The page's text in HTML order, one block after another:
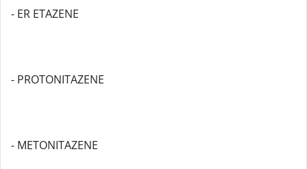
- ER ETAZENE
- PROTONITAZENE
- METONITAZENE